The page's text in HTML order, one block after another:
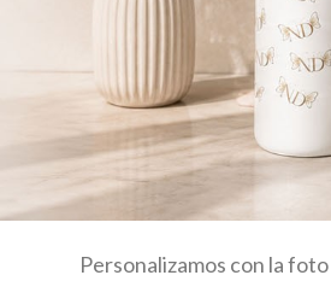
Personalizamos con la